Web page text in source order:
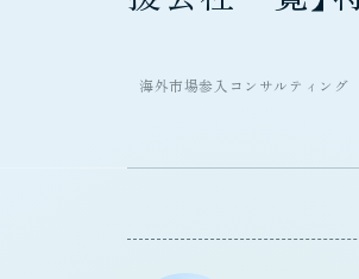
海外市場参入コンサルティング